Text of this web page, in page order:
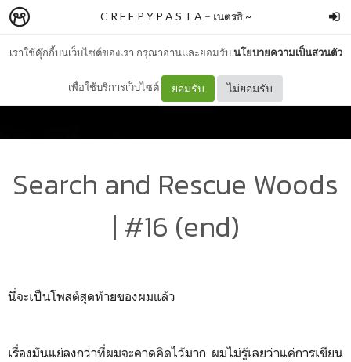
เราใช้คุ๊กกี้บนเว็บไซต์ของเรา กรุณาอ่านและยอมรับนโยบายความเป็นส่วนตัว
เพื่อใช้บริการเว็บไซต์ ยอมรับ ไม่ยอมรับ
C R E E P Y P A S T A – เนตรธิ ~
Search and Rescue Woods
| #16 (end)
นี่จะเป็นโพสต์สุดท้ายของผมแล้ว
เรื่องมันแย่ลงกว่าที่ผมจะคาดคิดไว้มาก ผมไม่รู้เลยว่าแค่การเขียน